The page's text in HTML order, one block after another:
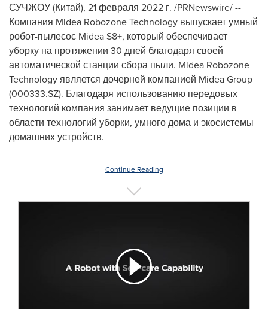
СУЧЖОУ (Китай), 21 февраля 2022 г. /PRNewswire/ --
Компания Midea Robozone Technology выпускает умный
робот-пылесос Midea S8+, который обеспечивает
уборку на протяжении 30 дней благодаря своей
автоматической станции сбора пыли. Midea Robozone
Technology является дочерней компанией Midea Group
(000333.SZ). Благодаря использованию передовых
технологий компания занимает ведущие позиции в
области технологий уборки, умного дома и экосистемы
домашних устройств.
Continue Reading